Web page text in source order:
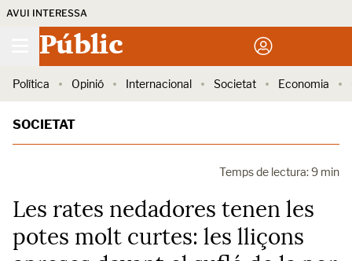
AVUI INTERESSA
Públic
Política Opinió Internacional Societat Economia
SOCIETAT
Temps de lectura: 9 min
Les rates nedadores tenen les
potes molt curtes: les lliçons